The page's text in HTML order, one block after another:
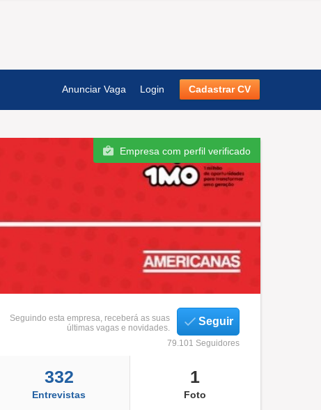
Anunciar Vaga Login Cadastrar CV
Empresa com perfil verificado
Seguindo esta empresa, receberá as suas
últimas vagas e novidades.
Seguir
79.101 Seguidores
332
Entrevistas
1
Foto